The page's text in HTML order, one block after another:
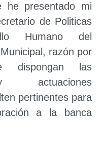
he presentado mi
de Politicas
Humano del
razón por
las
actuaciones
pertinentes para
a la banca